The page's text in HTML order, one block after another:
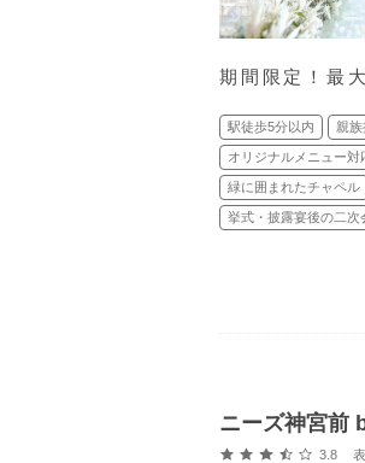
期間限定！最
駅徒歩5分以内 親
オリジナルメニュー対
緑に囲まれたチャペル
挙式・披露宴後の二次
ニーズ神宮前
口コミ
3.8